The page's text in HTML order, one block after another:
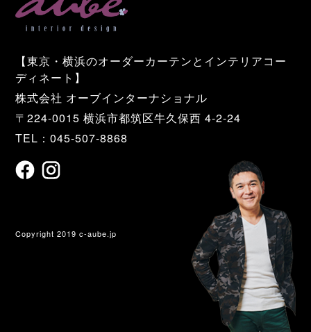
【東京・横浜のオーダーカーテンとインテリアコー
ディネート】
株式会社 オーブインターナショナル
〒224-0015 横浜市都筑区牛久保西 4-2-24
TEL：045-507-8868
Copyright 2019 c-aube.jp